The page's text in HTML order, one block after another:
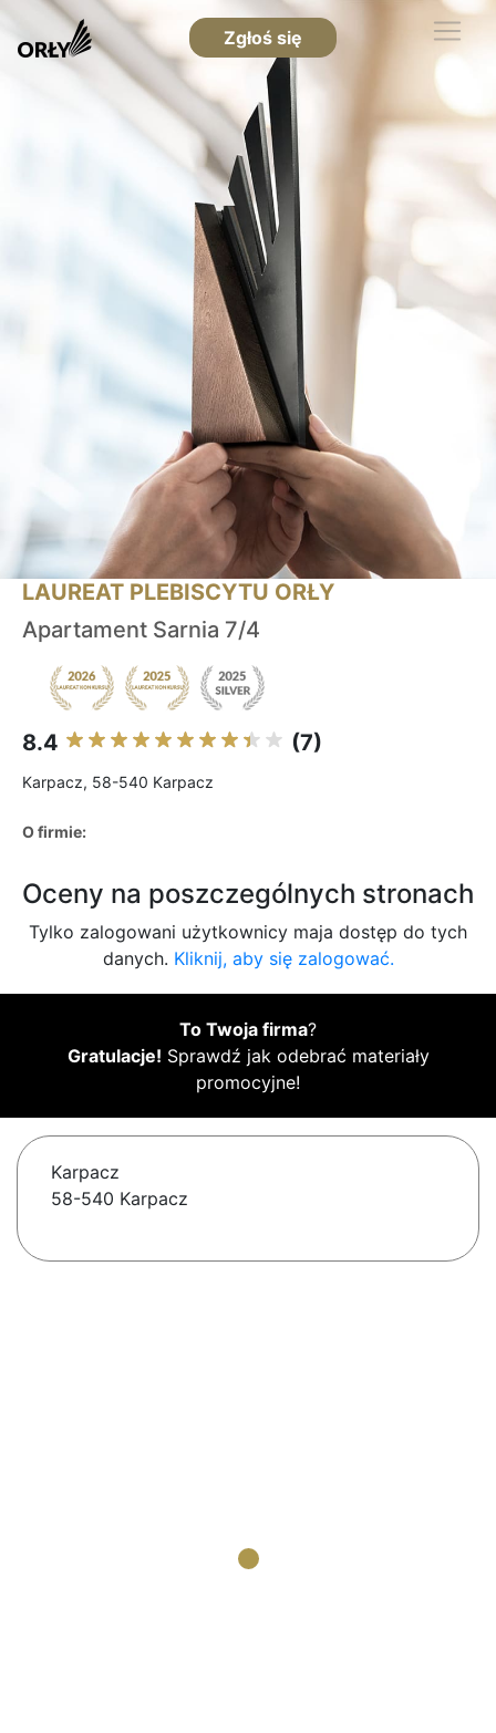
Zgłoś się
LAUREAT PLEBISCYTU ORŁY
Apartament Sarnia 7/4
8.4 (7)
Karpacz, 58-540 Karpacz
O firmie:
Oceny na poszczególnych stronach
Tylko zalogowani użytkownicy maja dostęp do tych
danych. Kliknij, aby się zalogować.
To Twoja firma?
Gratulacje! Sprawdź jak odebrać materiały
promocyjne!
Karpacz
58-540 Karpacz